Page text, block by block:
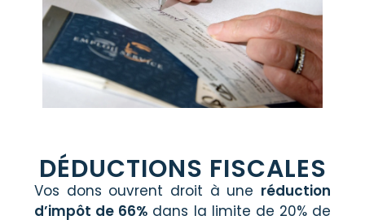
DÉDUCTIONS FISCALES
Vos dons ouvrent droit à une réduction
d’impôt de 66% dans la limite de 20% de